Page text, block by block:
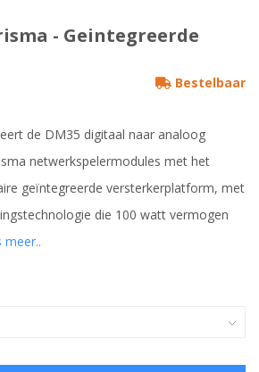
- Geintegreerde
Bestelbaar
de DM35 digitaal naar analoog
netwerkspelermodules met het
geïntegreerde versterkerplatform, met
die 100 watt vermogen
meer..